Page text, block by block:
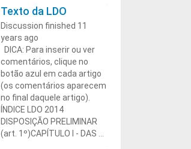
Texto da LDO
Discussion finished 11
years ago
DICA: Para inserir ou ver
comentários, clique no
botão azul em cada artigo
(os comentários aparecem
no final daquele artigo).
ÍNDICE LDO 2014
DISPOSIÇÃO PRELIMINAR
(art. 1º)CAPÍTULO I - DAS ...